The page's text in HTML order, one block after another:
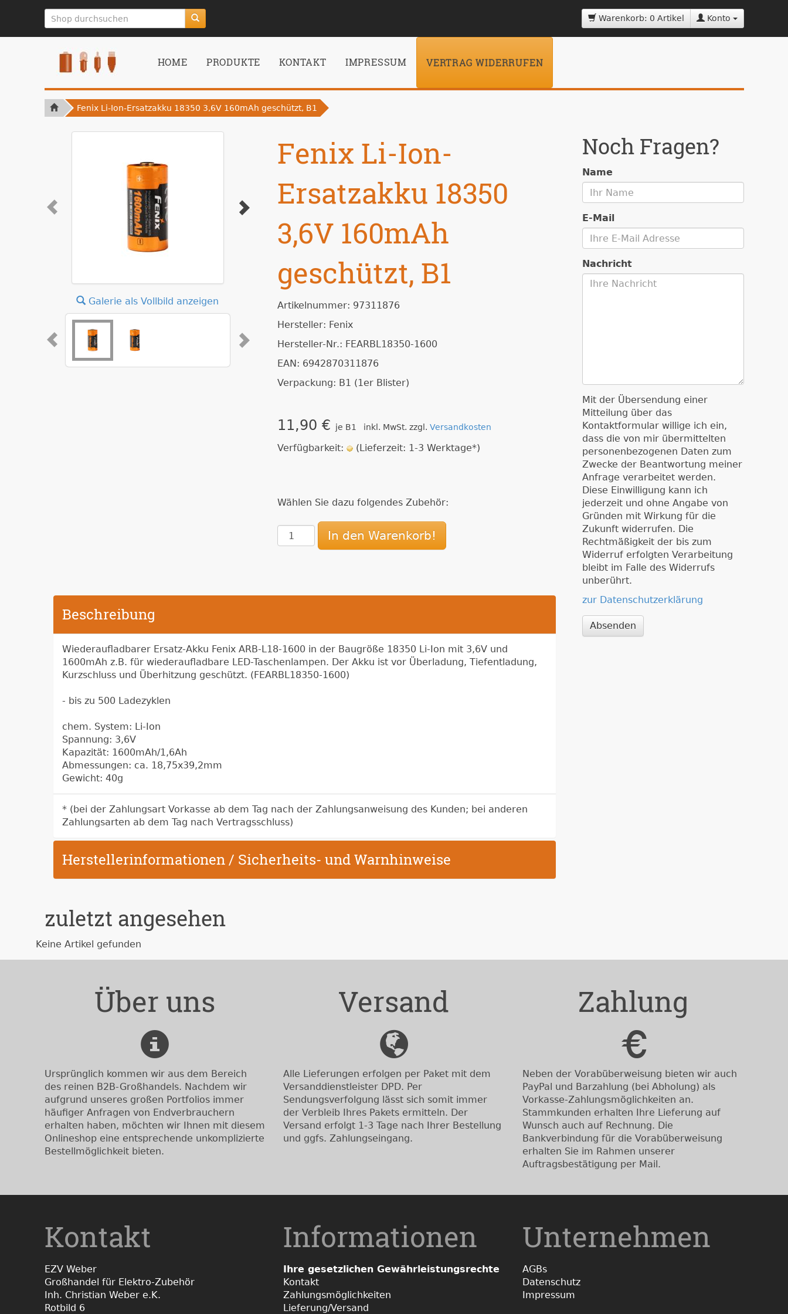
Hauptinhalt
springen
Warenkorb: 0 Artikel Konto
HOME PRODUKTE KONTAKT IMPRESSUM VERTRAG WIDERRUFEN
Fenix Li-Ion-Ersatzakku 18350 3,6V 160mAh geschützt, B1
Fenix Li-Ion-
Ersatzakku 18350
3,6V 160mAh
geschützt, B1
Artikelnummer: 97311876
Hersteller: Fenix
Hersteller-Nr.: FEARBL18350-1600
EAN: 6942870311876
Verpackung: B1 (1er Blister)
11,90 € je B1 inkl. MwSt. zzgl. Versandkosten
Verfügbarkeit: (Lieferzeit: 1-3 Werktage*)
Wählen Sie dazu folgendes Zubehör:
In den Warenkorb!
Galerie als Vollbild anzeigen
Beschreibung
Wiederaufladbarer Ersatz-Akku Fenix ARB-L18-1600 in der Baugröße 18350 Li-Ion mit 3,6V und
1600mAh z.B. für wiederaufladbare LED-Taschenlampen. Der Akku ist vor Überladung, Tiefentladung,
Kurzschluss und Überhitzung geschützt. (FEARBL18350-1600)
- bis zu 500 Ladezyklen
chem. System: Li-Ion
Spannung: 3,6V
Kapazität: 1600mAh/1,6Ah
Abmessungen: ca. 18,75x39,2mm
Gewicht: 40g
* (bei der Zahlungsart Vorkasse ab dem Tag nach der Zahlungsanweisung des Kunden; bei anderen
Zahlungsarten ab dem Tag nach Vertragsschluss)
Herstellerinformationen / Sicherheits- und Warnhinweise
Noch Fragen?
Name
E-Mail
Nachricht
Mit der Übersendung einer
Mitteilung über das
Kontaktformular willige ich ein,
dass die von mir übermittelten
personenbezogenen Daten zum
Zwecke der Beantwortung meiner
Anfrage verarbeitet werden.
Diese Einwilligung kann ich
jederzeit und ohne Angabe von
Gründen mit Wirkung für die
Zukunft widerrufen. Die
Rechtmäßigkeit der bis zum
Widerruf erfolgten Verarbeitung
bleibt im Falle des Widerrufs
unberührt.
zur Datenschutzerklärung
Absenden
zuletzt angesehen
Keine Artikel gefunden
Über uns
Ursprünglich kommen wir aus dem Bereich
des reinen B2B-Großhandels. Nachdem wir
aufgrund unseres großen Portfolios immer
häufiger Anfragen von Endverbrauchern
erhalten haben, möchten wir Ihnen mit diesem
Onlineshop eine entsprechende unkomplizierte
Bestellmöglichkeit bieten.
Versand
Alle Lieferungen erfolgen per Paket mit dem
Versanddienstleister DPD. Per
Sendungsverfolgung lässt sich somit immer
der Verbleib Ihres Pakets ermitteln. Der
Versand erfolgt 1-3 Tage nach Ihrer Bestellung
und ggfs. Zahlungseingang.
Zahlung
Neben der Vorabüberweisung bieten wir auch
PayPal und Barzahlung (bei Abholung) als
Vorkasse-Zahlungsmöglichkeiten an.
Stammkunden erhalten Ihre Lieferung auf
Wunsch auch auf Rechnung. Die
Bankverbindung für die Vorabüberweisung
erhalten Sie im Rahmen unserer
Auftragsbestätigung per Mail.
Kontakt
EZV Weber
Großhandel für Elektro-Zubehör
Inh. Christian Weber e.K.
Rotbild 6
Informationen
Ihre gesetzlichen Gewährleistungsrechte
Kontakt
Zahlungsmöglichkeiten
Lieferung/Versand
Unternehmen
AGBs
Datenschutz
Impressum